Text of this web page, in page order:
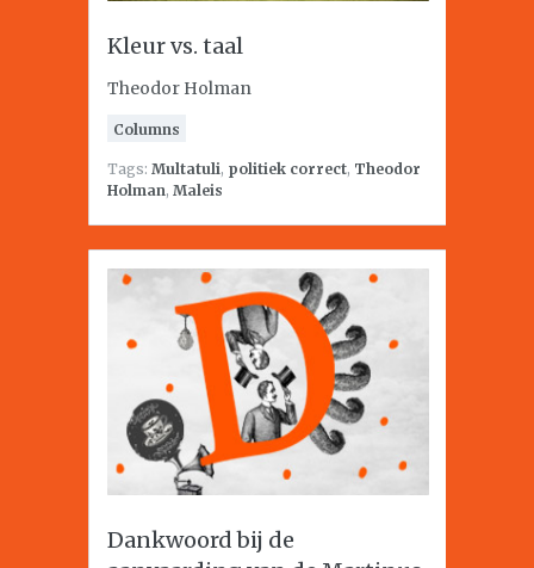
Kleur vs. taal
Theodor Holman
Columns
Tags: Multatuli, politiek correct, Theodor
Holman, Maleis
Dankwoord bij de